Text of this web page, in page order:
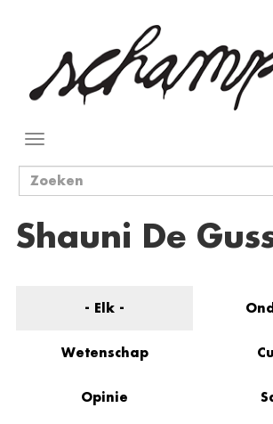
inhoud
Navigatie
Zoekveld
Shauni De
- Elk -
Wetenschap
Opinie